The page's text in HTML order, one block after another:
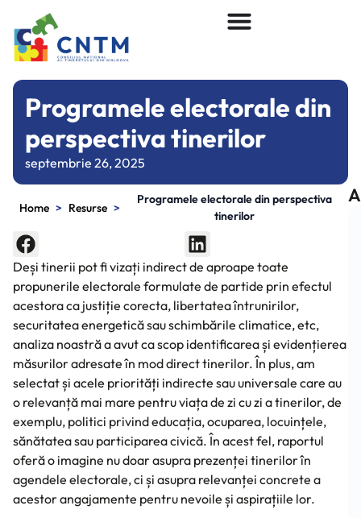
Programele electorale din
perspectiva tinerilor
septembrie 26, 2025
Home > Resurse >
Programele electorale din perspectiva
tinerilor
Deși tinerii pot fi vizați indirect de aproape toate
propunerile electorale formulate de partide prin efectul
acestora ca justiție corecta, libertatea întrunirilor,
securitatea energetică sau schimbările climatice, etc,
analiza noastră a avut ca scop identificarea și evidențierea
măsurilor adresate în mod direct tinerilor. În plus, am
selectat și acele priorități indirecte sau universale care au
o relevanță mai mare pentru viața de zi cu zi a tinerilor, de
exemplu, politici privind educația, ocuparea, locuințele,
sănătatea sau participarea civică. În acest fel, raportul
oferă o imagine nu doar asupra prezenței tinerilor în
agendele electorale, ci și asupra relevanței concrete a
acestor angajamente pentru nevoile și aspirațiile lor.